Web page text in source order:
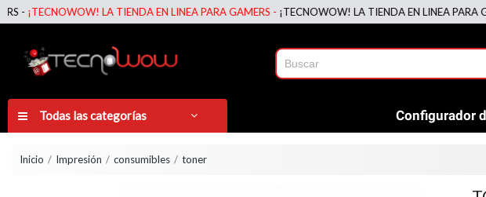
LA TIENDA EN LINEA PARA GAMERS -¡TECNOWOW! LA TIENDA EN LINEA PARA
Todas las categorías Configurador
Inicio Impresión consumibles toner